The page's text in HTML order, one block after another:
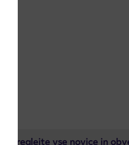
Preglejte vse novice in